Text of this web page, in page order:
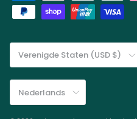
Land/Regio
Verenigde Staten (USD $)
Taal
Nederlands